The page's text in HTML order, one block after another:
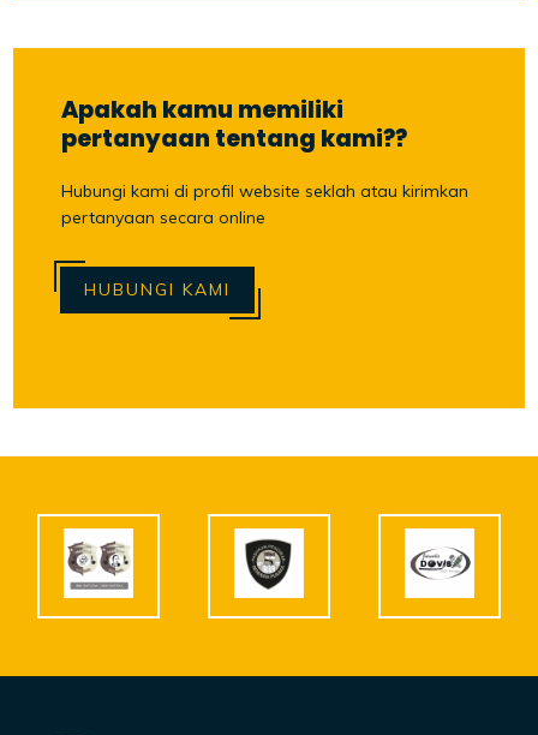
Apakah kamu memiliki
pertanyaan tentang kami??
Hubungi kami di profil website seklah atau kirimkan
pertanyaan secara online
HUBUNGI KAMI